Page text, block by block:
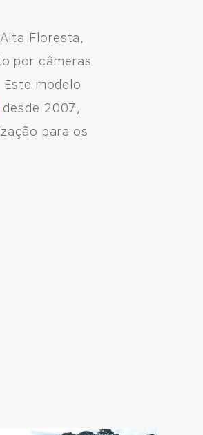
Floresta,
por câmeras
modelo
desde 2007,
para os